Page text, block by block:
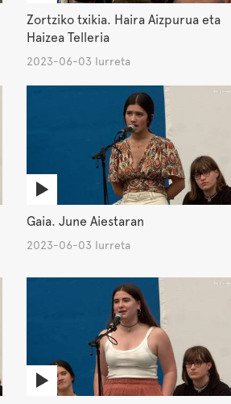
Zortziko txikia. Haira Aizpurua eta
Haizea Telleria
2023-06-03 Iurreta
Gaia. June Aiestaran
2023-06-03 Iurreta